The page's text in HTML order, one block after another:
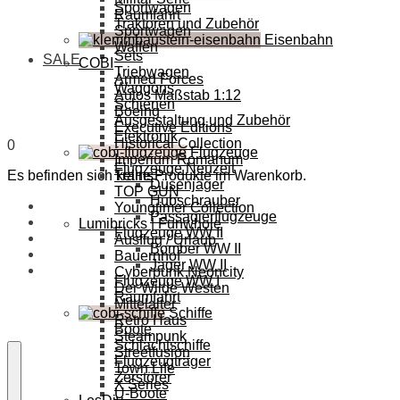
Sportwagen
Traktoren und Zubehör
Eisenbahn
Sets
Triebwagen
Waggons
Schienen
Ausgestaltung und Zubehör
Elektronik
Flugzeuge
Flugzeuge Neuzeit
Düsenjäger
Hubschrauber
Passagierflugzeuge
Flugzeuge WW II
Bomber WW II
Jäger WW II
Flugzeuge WW I
Raumfahrt
Schiffe
Boote
Schlachtschiffe
Flugzeugträger
Zerstörer
U-Boote
Raumfahrt
Sportwagen
Waffen
COBI
Armed Forces
Autos Maßstab 1:12
Boeing
Executive Editions
Historical Collection
Imperium Romanum
Trains
TOP GUN
Youngtimer Collection
Lumibricks | Funwhole
Ausflug / Urlaub
Bauernhof
Cyberpunk Neoncity
Der Wilde Westen
Mittelalter
Retro Haus
Steampunk
Streetfusion
Town Life
X Series
SALE
0
Es befinden sich keine Produkte im Warenkorb.